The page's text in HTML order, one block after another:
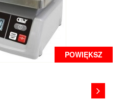
POWIĘKSZ